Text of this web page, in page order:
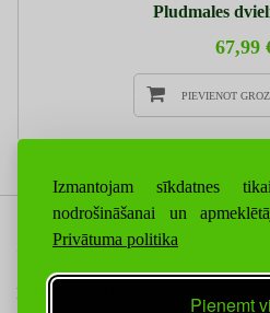
Izmantojam sīkdatnes
nodrošināšanai un
Privātuma politika
Pieņemt
Pludmales
67,99
PIEVIENOT
SAZINIETIES AR MUMS
INFORMĀCIJA